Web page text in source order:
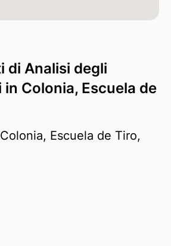
di Analisi degli
Colonia, Escuela de
Escuela de Tiro,